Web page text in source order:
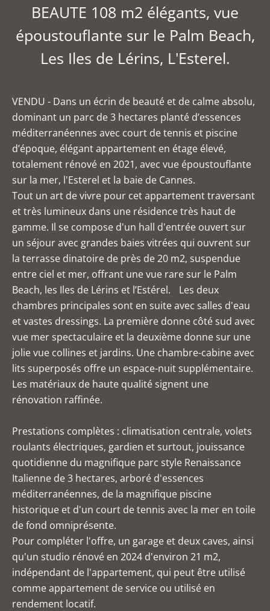
BEAUTE 108 m2 élégants, vue
époustouflante sur le Palm Beach,
Les Iles de Lérins, L'Esterel.
VENDU - Dans un écrin de beauté et de calme absolu,
dominant un parc de 3 hectares planté d’essences
méditerranéennes avec court de tennis et piscine
d’époque, élégant appartement en étage élevé,
totalement rénové en 2021, avec vue époustouflante
sur la mer, l'Esterel et la baie de Cannes.
Tout un art de vivre pour cet appartement traversant
et très lumineux dans une résidence très haut de
gamme. Il se compose d'un hall d'entrée ouvert sur
un séjour avec grandes baies vitrées qui ouvrent sur
la terrasse dinatoire de près de 20 m2, suspendue
entre ciel et mer, offrant une vue rare sur le Palm
Beach, les Iles de Lérins et l’Estérel. Les deux
chambres principales sont en suite avec salles d'eau
et vastes dressings. La première donne côté sud avec
vue mer spectaculaire et la deuxième donne sur une
jolie vue collines et jardins. Une chambre-cabine avec
lits superposés offre un espace-nuit supplémentaire.
Les matériaux de haute qualité signent une
rénovation raffinée.
Prestations complètes : climatisation centrale, volets
roulants électriques, gardien et surtout, jouissance
quotidienne du magnifique parc style Renaissance
Italienne de 3 hectares, arboré d'essences
méditerranéennes, de la magnifique piscine
historique et d'un court de tennis avec la mer en toile
de fond omniprésente.
Pour compléter l'offre, un garage et deux caves, ainsi
qu'un studio rénové en 2024 d'environ 21 m2,
indépendant de l'appartement, qui peut être utilisé
comme appartement de service ou utilisé en
rendement locatif.